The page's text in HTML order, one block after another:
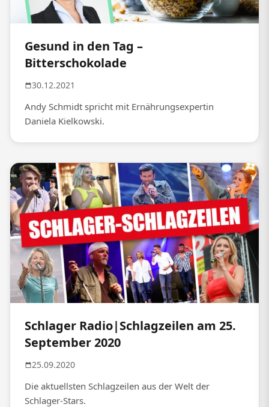
Gesund in den Tag –
Bitterschokolade
30.12.2021
Andy Schmidt spricht mit Ernährungsexpertin
Daniela Kielkowski.
Schlager Radio|Schlagzeilen am 25.
September 2020
25.09.2020
Die aktuellsten Schlagzeilen aus der Welt der
Schlager-Stars.